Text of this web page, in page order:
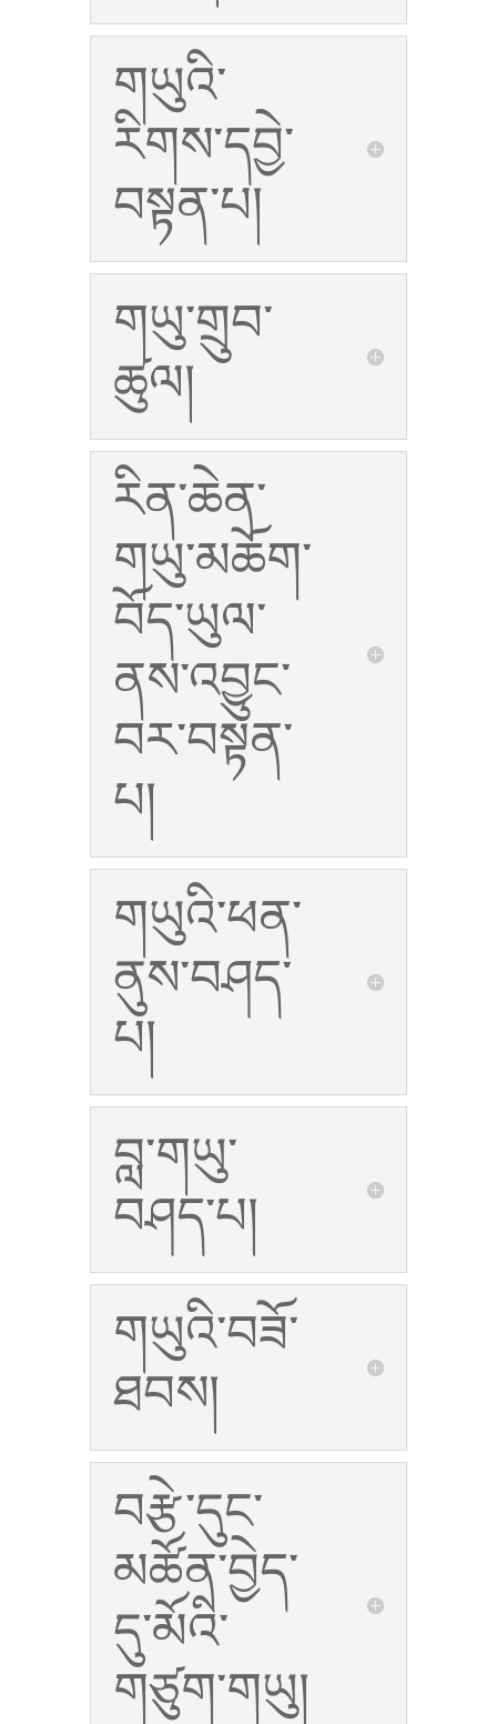
གཡུའི་
རིགས་དབྱེ་
བསྟན་པ།
གཡུ་གྲུབ་
ཚུལ།
རིན་ཆེན་
གཡུ་མཆོག་
བོད་ཡུལ་
ནས་འབྱུང་
བར་བསྟན་
པ།
གཡུའི་ཕན་
ནུས་བཤད་
པ།
བླ་གཡུ་
བཤད་པ།
གཡུའི་བཟོ་
ཐབས།
བརྩེ་དུང་
མཚོན་བྱེད་
དུ་མོའི་
གཙུག་གཡུ།